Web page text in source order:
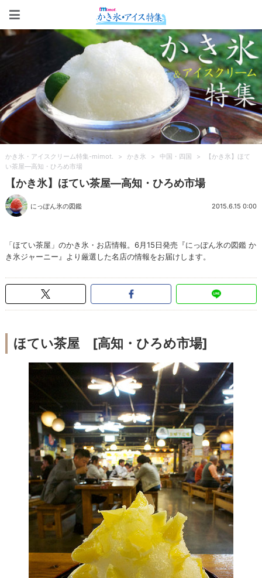
かき氷・アイスクリーム特集-mimot. > かき氷 > 中国・四国 >
【かき氷】ほて
い茶屋—高知・ひろめ市場
【かき氷】ほてい茶屋—高知・ひろめ市場
にっぽん氷の図鑑 2015.6.15 0:00
「ほてい茶屋」のかき氷・お店情報。6月15日発売『にっぽん氷の図鑑 か
き氷ジャーニー』より厳選した名店の情報をお届けします。
ほてい茶屋 [高知・ひろめ市場]